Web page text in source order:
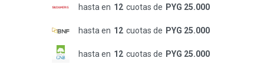
hasta en 12 cuotas de PYG 25.000
hasta en 12 cuotas de PYG 25.000
hasta en 12 cuotas de PYG 25.000